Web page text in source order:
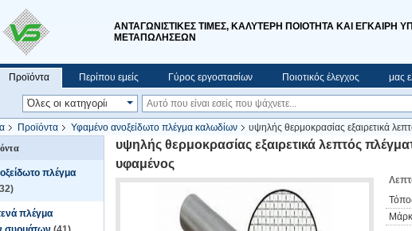
ΑΝΤΑΓΩΝΙΣΤΙΚΕΣ ΤΙΜΕΣ, ΚΑΛΥΤΕΡΗ ΠΟΙΟΤΗΤΑ ΚΑΙ ΕΓΚΑΙΡΗ
ΜΕΤΑΠΩΛΗΣΕΩΝ
Προϊόντα Περίπου εμείς Γύρος εργοστασίων Ποιοτικός έλεγχος μας
Προϊόντα Υφαμένο ανοξείδωτο πλέγμα καλωδίων
υψηλής θερμοκρασίας εξαιρετικά
πλέγμα
πλέγμα
υψηλής θερμοκρασίας εξαιρετικά λεπτός
υφαμένος